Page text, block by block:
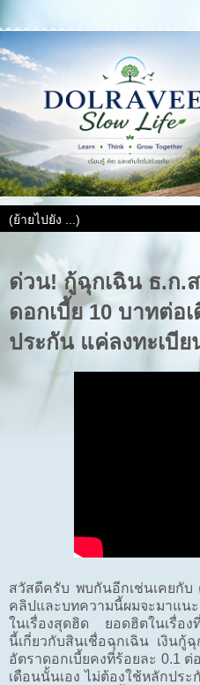
ด่วน! กู้ฉุกเฉิน ธ.ก.
ดอกเบี้ย 10 บาทต่อ
ประกัน แค่ลงทะเบี
สวัสดีครับ พบกันอีกเช่นเคยกั
คลิปและบทความนี้ผมจะมาแนะ
ในเรื่องสุดฮิด ยอดฮิตในเรื่อง
นี้เกี่ยวกับสินเชื่อฉุกเฉิน เงิน
อัตราดอกเบี้ยคงที่ร้อยละ 0.1
เดือนนั้นเอง ไม่ต้องใช้หลักปร